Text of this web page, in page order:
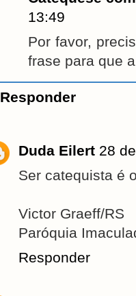
13:49
Por favor,
frase para que
Responder
Duda Eilert 28
Ser catequista é
Victor Graeff/RS
Paróquia
Responder